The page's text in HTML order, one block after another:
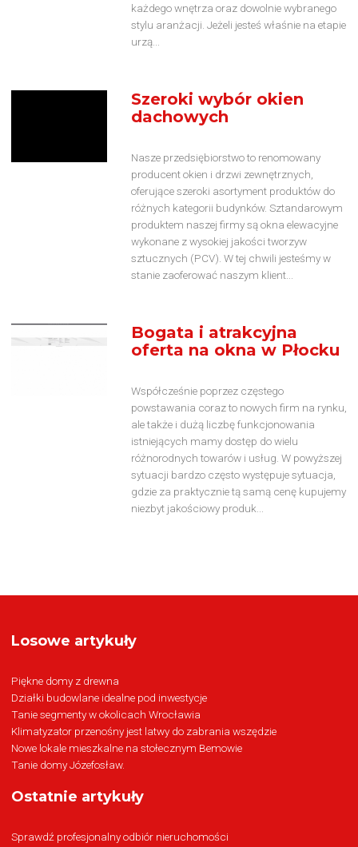
każdego wnętrza oraz dowolnie wybranego
stylu aranżacji. Jeżeli jesteś właśnie na etapie
urzą...
Szeroki wybór okien
dachowych
Nasze przedsiębiorstwo to renomowany
producent okien i drzwi zewnętrznych,
oferujące szeroki asortyment produktów do
różnych kategorii budynków. Sztandarowym
produktem naszej firmy są okna elewacyjne
wykonane z wysokiej jakości tworzyw
sztucznych (PCV). W tej chwili jesteśmy w
stanie zaoferować naszym klient...
Bogata i atrakcyjna
oferta na okna w Płocku
Współcześnie poprzez częstego
powstawania coraz to nowych firm na rynku,
ale także i dużą liczbę funkcjonowania
istniejących mamy dostęp do wielu
różnorodnych towarów i usług. W powyższej
sytuacji bardzo często występuje sytuacja,
gdzie za praktycznie tą samą cenę kupujemy
niezbyt jakościowy produk...
Losowe artykuły
Piękne domy z drewna
Działki budowlane idealne pod inwestycje
Tanie segmenty w okolicach Wrocławia
Klimatyzator przenośny jest latwy do zabrania wszędzie
Nowe lokale mieszkalne na stołecznym Bemowie
Tanie domy Józefosław.
Ostatnie artykuły
Sprawdź profesjonalny odbiór nieruchomości